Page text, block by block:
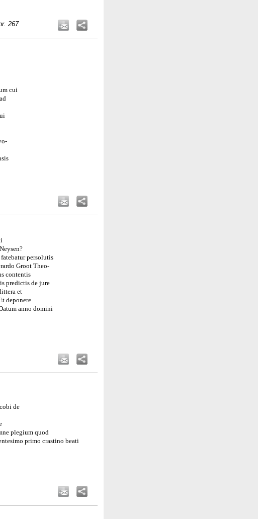
267
cui
persolutis
Groot Theo-
contentis
predictis de jure
et
deponere
anno domini
de
plegium quod
primo crastino beati